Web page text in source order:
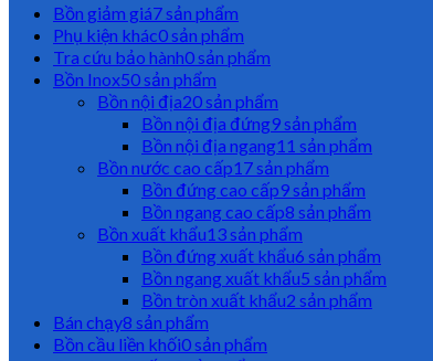
Bồn giảm giá7 sản phẩm
Phụ kiện khác0 sản phẩm
Tra cứu bảo hành0 sản phẩm
Bồn Inox50 sản phẩm
Bồn nội địa20 sản phẩm
Bồn nội địa đứng9 sản phẩm
Bồn nội địa ngang11 sản phẩm
Bồn nước cao cấp17 sản phẩm
Bồn đứng cao cấp9 sản phẩm
Bồn ngang cao cấp8 sản phẩm
Bồn xuất khẩu13 sản phẩm
Bồn đứng xuất khẩu6 sản phẩm
Bồn ngang xuất khẩu5 sản phẩm
Bồn tròn xuất khẩu2 sản phẩm
Bán chạy8 sản phẩm
Bồn cầu liền khối0 sản phẩm